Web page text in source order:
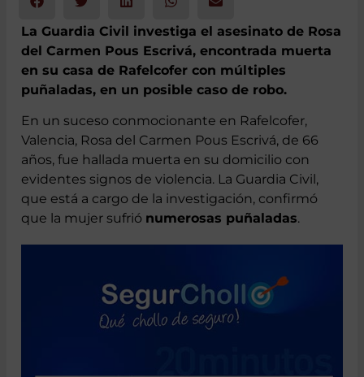
La Guardia Civil investiga el asesinato de Rosa
del Carmen Pous Escrivá, encontrada muerta
en su casa de Rafelcofer con múltiples
puñaladas, en un posible caso de robo.
En un suceso conmocionante en Rafelcofer,
Valencia, Rosa del Carmen Pous Escrivá, de 66
años, fue hallada muerta en su domicilio con
evidentes signos de violencia. La Guardia Civil,
que está a cargo de la investigación, confirmó
que la mujer sufrió numerosas puñaladas.